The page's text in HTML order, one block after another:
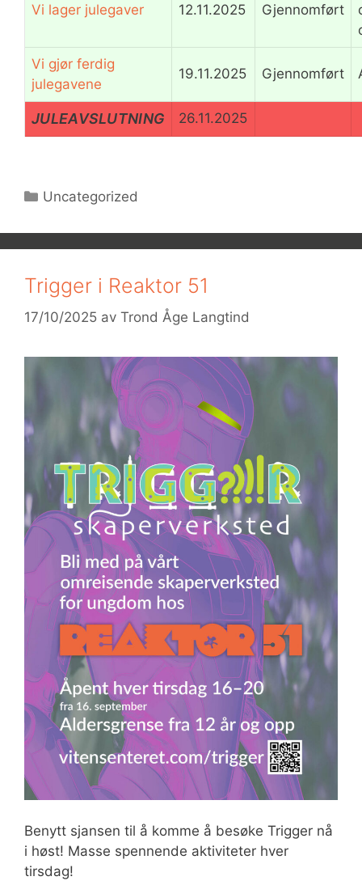
Vi lager julegaver 12.11.2025 Gjennomført
Vi gjør ferdig
julegavene
19.11.2025 Gjennomført
JULEAVSLUTNING 26.11.2025
Kategorier
Uncategorized
Trigger i Reaktor 51
17/10/2025 av Trond Åge Langtind
Benytt sjansen til å komme å besøke Trigger nå
i høst! Masse spennende aktiviteter hver
tirsdag!